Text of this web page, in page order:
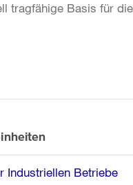
tragfähige Basis für
Industriellen Betriebe